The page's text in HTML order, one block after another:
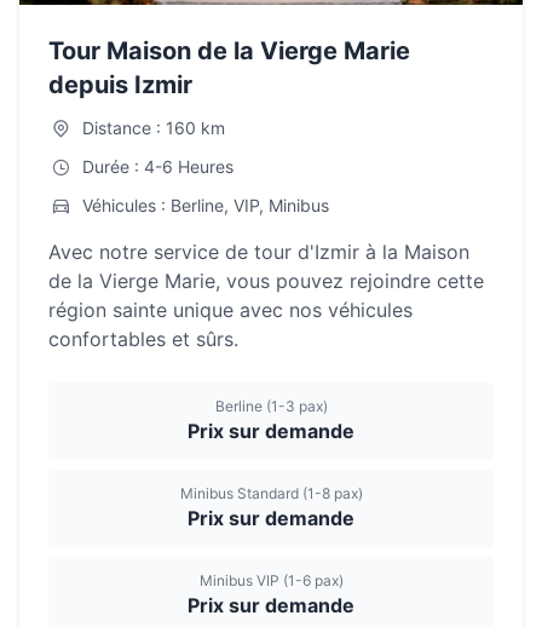
Tour Maison de la Vierge Marie
depuis Izmir
Distance : 160 km
Durée : 4-6 Heures
Véhicules : Berline, VIP, Minibus
Avec notre service de tour d'Izmir à la Maison
de la Vierge Marie, vous pouvez rejoindre cette
région sainte unique avec nos véhicules
confortables et sûrs.
Berline (1-3 pax)
Prix sur demande
Minibus Standard (1-8 pax)
Prix sur demande
Minibus VIP (1-6 pax)
Prix sur demande